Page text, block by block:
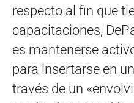
respecto al fin que
capacitaciones,
es mantenerse
para insertarse en
través de un